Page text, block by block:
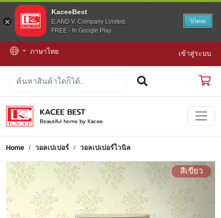
KaceeBest
E.AND V. Company Limited.
FREE - In Google Play
View
ภาษาไทย เข้าสู่ระบบ
Home วอลเปเปอร์ วอลเปเปอร์ไวนิล
สีเขียว